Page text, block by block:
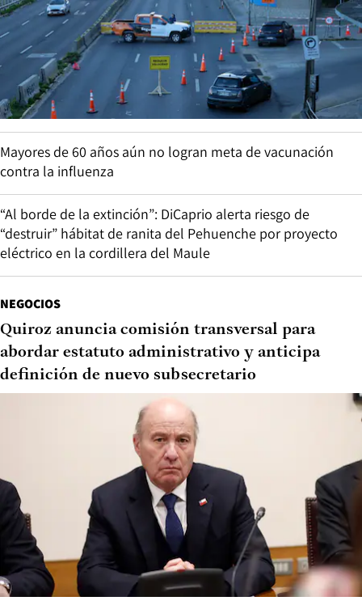
Mayores de 60 años aún no logran meta de vacunación
contra la influenza
“Al borde de la extinción”: DiCaprio alerta riesgo de
“destruir” hábitat de ranita del Pehuenche por proyecto
eléctrico en la cordillera del Maule
NEGOCIOS
Quiroz anuncia comisión transversal para
abordar estatuto administrativo y anticipa
definición de nuevo subsecretario